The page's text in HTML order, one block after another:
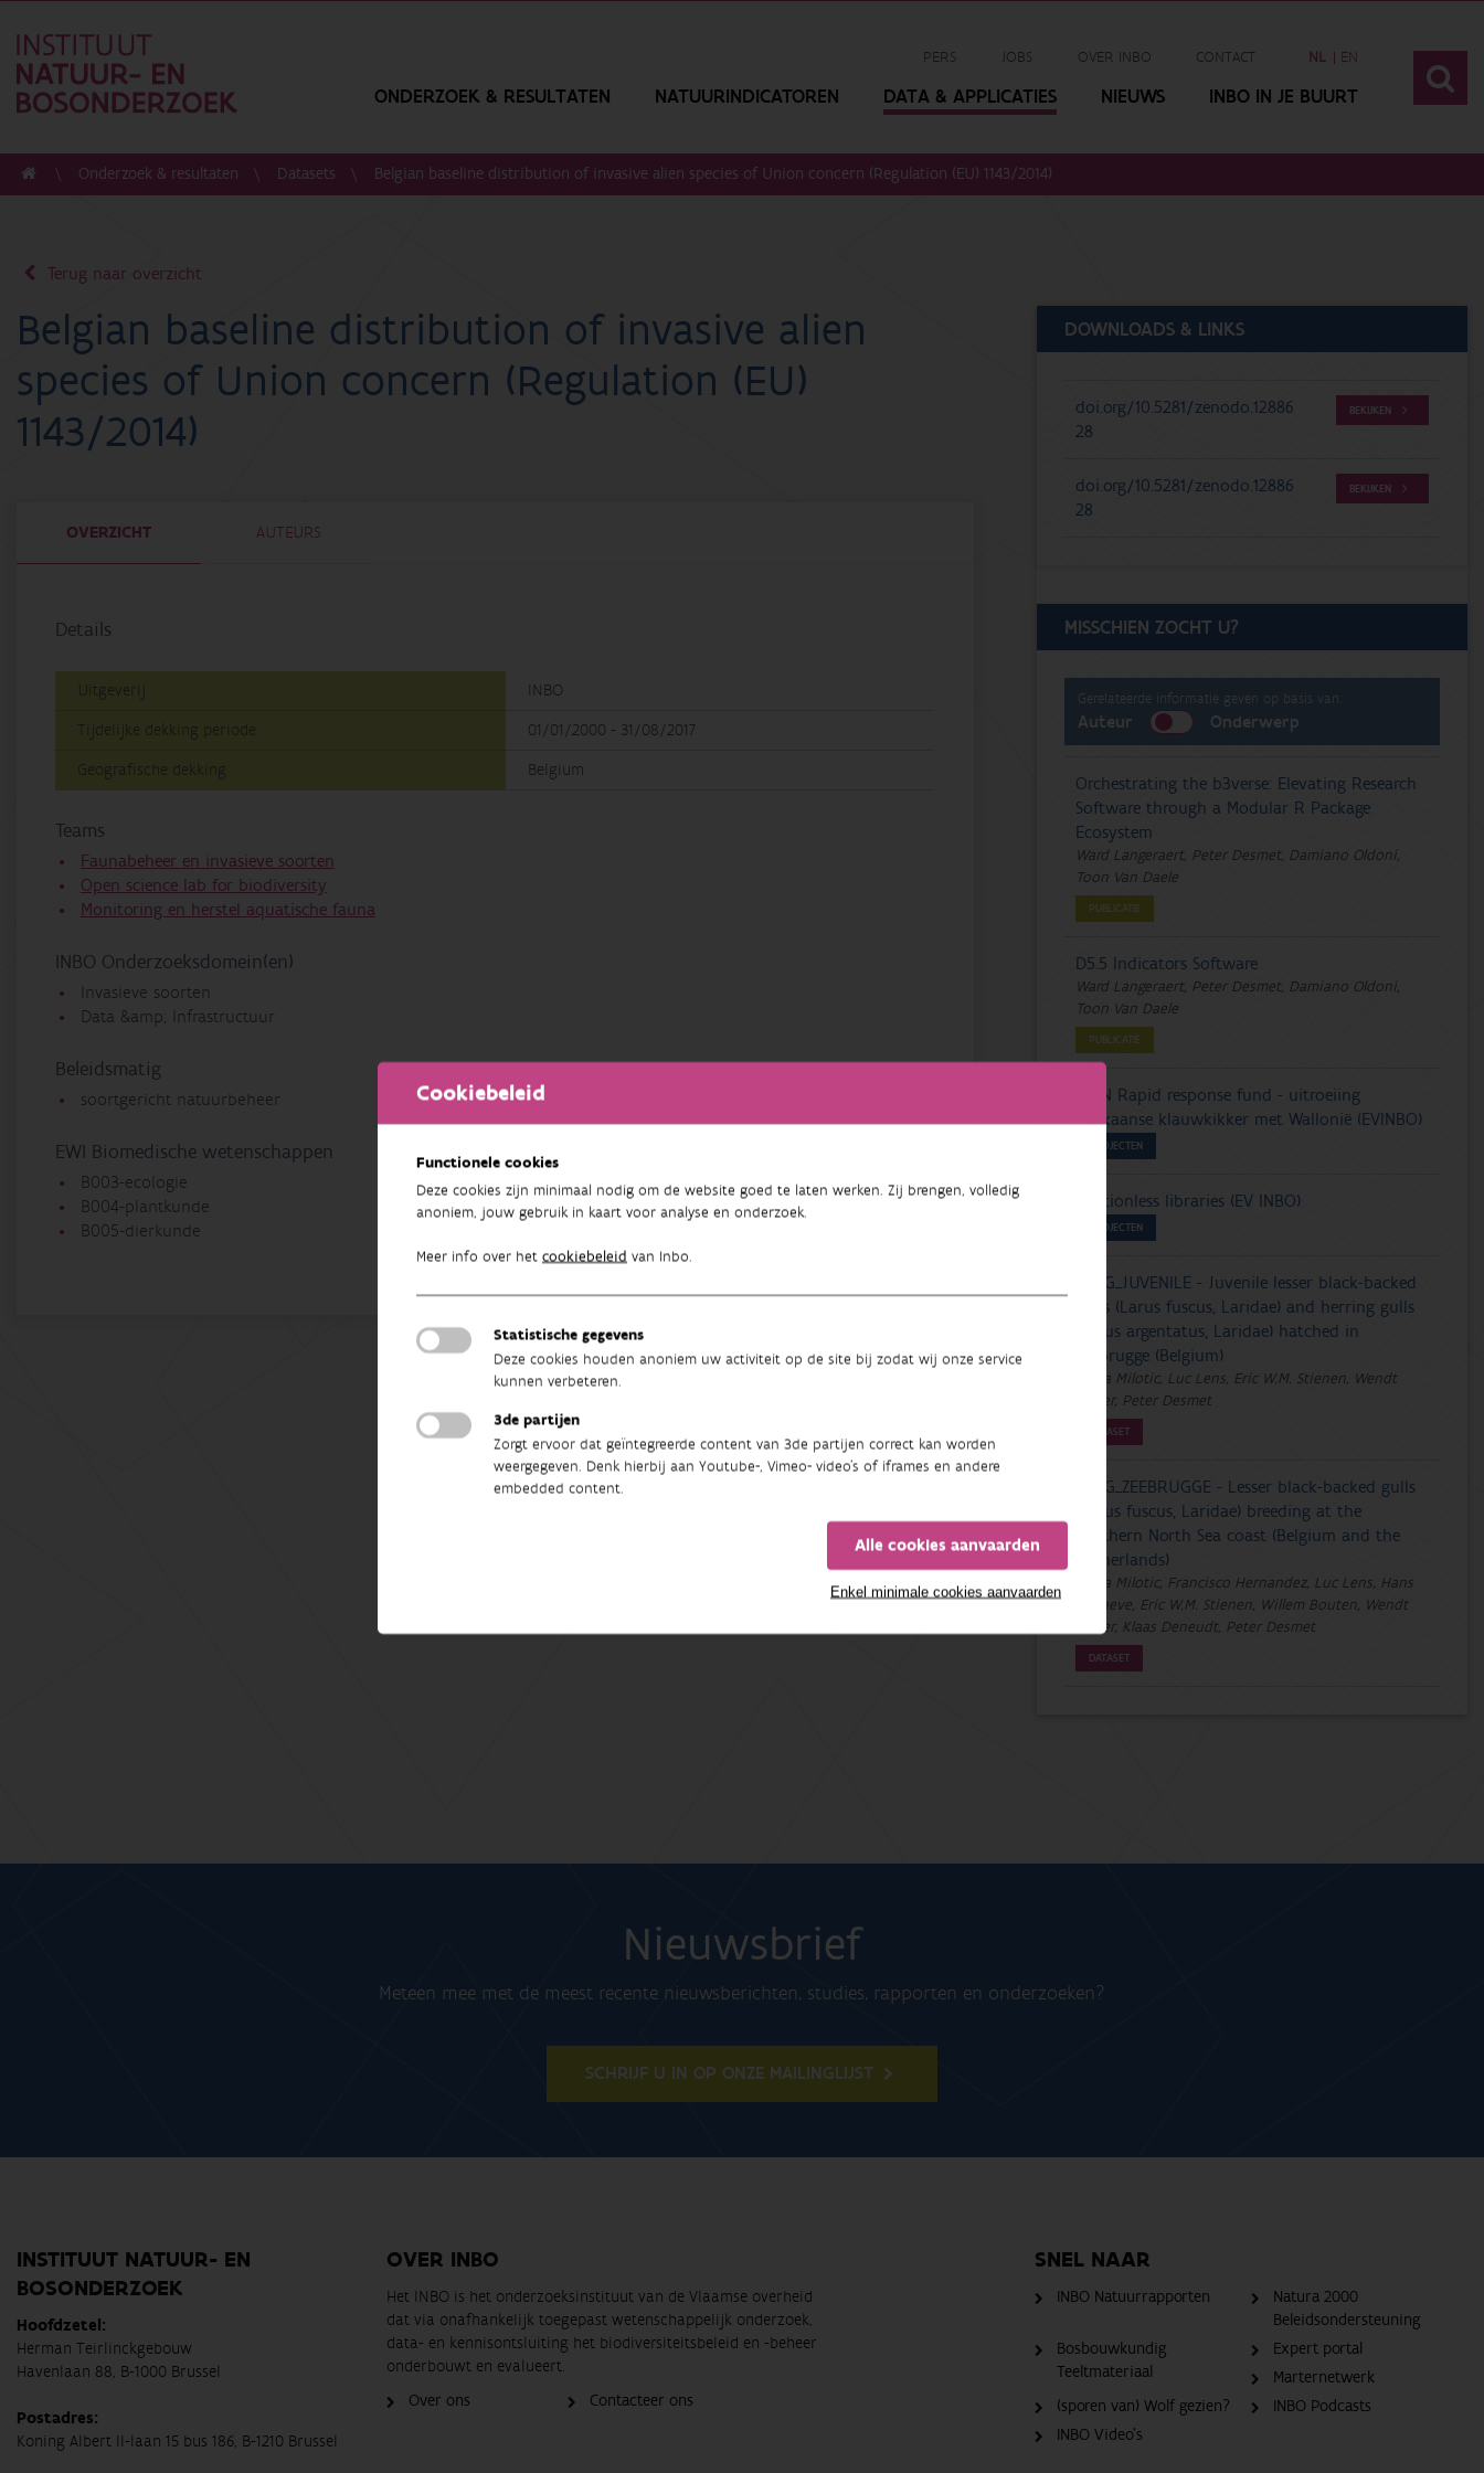
Cookiebeleid
Functionele cookies
Deze cookies zijn minimaal nodig om de website goed te laten werken. Zij brengen, volledig
anoniem, jouw gebruik in kaart voor analyse en onderzoek.
Meer info over het cookiebeleid van Inbo.
Statistische gegevens
Deze cookies houden anoniem uw activiteit op de site bij zodat wij onze service
kunnen verbeteren.
3de partijen
Zorgt ervoor dat geïntegreerde content van 3de partijen correct kan worden
weergegeven. Denk hierbij aan Youtube-, Vimeo- video's of iframes en andere
embedded content.
Alle cookies aanvaarden
Enkel minimale cookies aanvaarden
PERS JOBS OVER INBO CONTACT NL EN
ONDERZOEK & RESULTATEN NATUURINDICATOREN DATA & APPLICATIES NIEUWS INBO IN JE BUURT
Onderzoek & resultaten Datasets Belgian baseline distribution of invasive alien species of Union concern (Regulation (EU) 1143/2014)
Terug naar overzicht
Belgian baseline distribution of invasive alien
species of Union concern (Regulation (EU)
1143/2014)
OVERZICHT AUTEURS
Details
Uitgeverij
INBO
Tijdelijke dekking periode
01/01/2000 - 31/08/2017
Geografische dekking
Belgium
Teams
Faunabeheer en invasieve soorten
Open science lab for biodiversity
Monitoring en herstel aquatische fauna
INBO Onderzoeksdomein(en)
Invasieve soorten
Data &amp; Infrastructuur
Beleidsmatig
soortgericht natuurbeheer
EWI Biomedische wetenschappen
B003-ecologie
B004-plantkunde
B005-dierkunde
DOWNLOADS & LINKS
doi.org/10.5281/zenodo.12886
28
BEKIJKEN
doi.org/10.5281/zenodo.12886
28
BEKIJKEN
MISSCHIEN ZOCHT U?
Gerelateerde informatie geven op basis van:
Auteur Onderwerp
Orchestrating the b3verse: Elevating Research
Software through a Modular R Package
Ecosystem
Ward Langeraert, Peter Desmet, Damiano Oldoni,
Toon Van Daele
PUBLICATIE
D5.5 Indicators Software
Ward Langeraert, Peter Desmet, Damiano Oldoni,
Toon Van Daele
PUBLICATIE
IUCN Rapid response fund - uitroeiing
Afrikaanse klauwkikker met Wallonië (EVINBO)
PROJECTEN
Frictionless libraries (EV INBO)
PROJECTEN
LBBG_JUVENILE - Juvenile lesser black-backed
gulls (Larus fuscus, Laridae) and herring gulls
(Larus argentatus, Laridae) hatched in
Zeebrugge (Belgium)
Tanja Milotic, Luc Lens, Eric W.M. Stienen, Wendt
Müller, Peter Desmet
DATASET
LBBG_ZEEBRUGGE - Lesser black-backed gulls
(Larus fuscus, Laridae) breeding at the
southern North Sea coast (Belgium and the
Netherlands)
Tanja Milotic, Francisco Hernandez, Luc Lens, Hans
Matheve, Eric W.M. Stienen, Willem Bouten, Wendt
Müller, Klaas Deneudt, Peter Desmet
DATASET
Nieuwsbrief
Meteen mee met de meest recente nieuwsberichten, studies, rapporten en onderzoeken?
SCHRIJF U IN OP ONZE MAILINGLIJST
INSTITUUT NATUUR- EN
BOSONDERZOEK
Hoofdzetel:
Herman Teirlinckgebouw
Havenlaan 88, B-1000 Brussel
Postadres:
Koning Albert II-laan 15 bus 186, B-1210 Brussel
OVER INBO
Het INBO is het onderzoeksinstituut van de Vlaamse overheid
dat via onafhankelijk toegepast wetenschappelijk onderzoek,
data- en kennisontsluiting het biodiversiteitsbeleid en -beheer
onderbouwt en evalueert.
Over ons
Contacteer ons
SNEL NAAR
INBO Natuurrapporten
Natura 2000
Beleidsondersteuning
Bosbouwkundig
Teeltmateriaal
Expert portal
Marternetwerk
(sporen van) Wolf gezien?
INBO Podcasts
INBO Video's